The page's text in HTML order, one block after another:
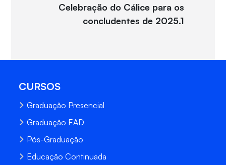
Celebração do Cálice para os
concludentes de 2025.1
CURSOS
Graduação Presencial
Graduação EAD
Pós-Graduação
Educação Continuada